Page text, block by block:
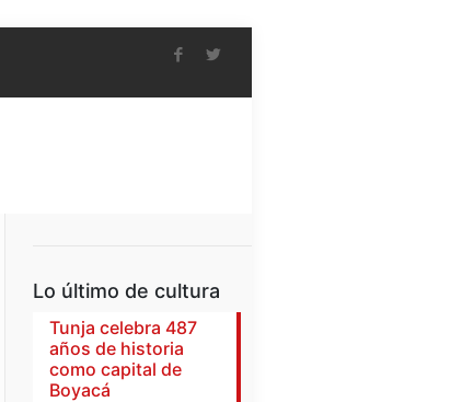
Lo último de cultura
Tunja celebra 487
años de historia
como capital de
Boyacá